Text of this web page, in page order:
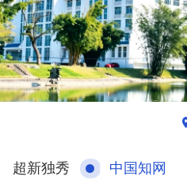
超新独秀 中国知网